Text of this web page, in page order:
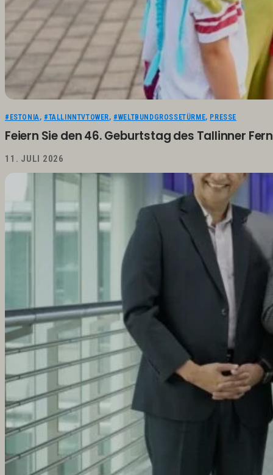
#ESTONIA, #TALLINNTVTOWER, #WELTBUNDGROSSETÜRME , PRESSE
Feiern Sie den 46. Geburtstag des Tallinner
11. JULI 2026